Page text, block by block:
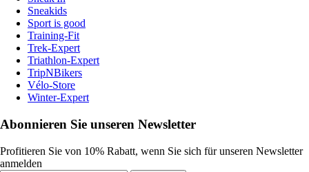
Sneakids
Sport is good
Training-Fit
Trek-Expert
Triathlon-Expert
TripNBikers
Vélo-Store
Winter-Expert
Abonnieren Sie unseren Newsletter
Profitieren Sie von 10% Rabatt, wenn Sie sich für unseren Newsletter
anmelden